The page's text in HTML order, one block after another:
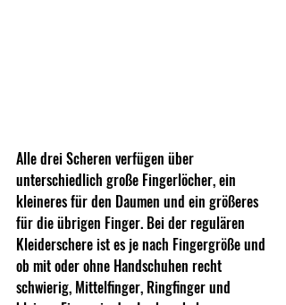
Alle drei Scheren verfügen über
unterschiedlich große Fingerlöcher, ein
kleineres für den Daumen und ein größeres
für die übrigen Finger. Bei der regulären
Kleiderschere ist es je nach Fingergröße und
ob mit oder ohne Handschuhen recht
schwierig, Mittelfinger, Ringfinger und